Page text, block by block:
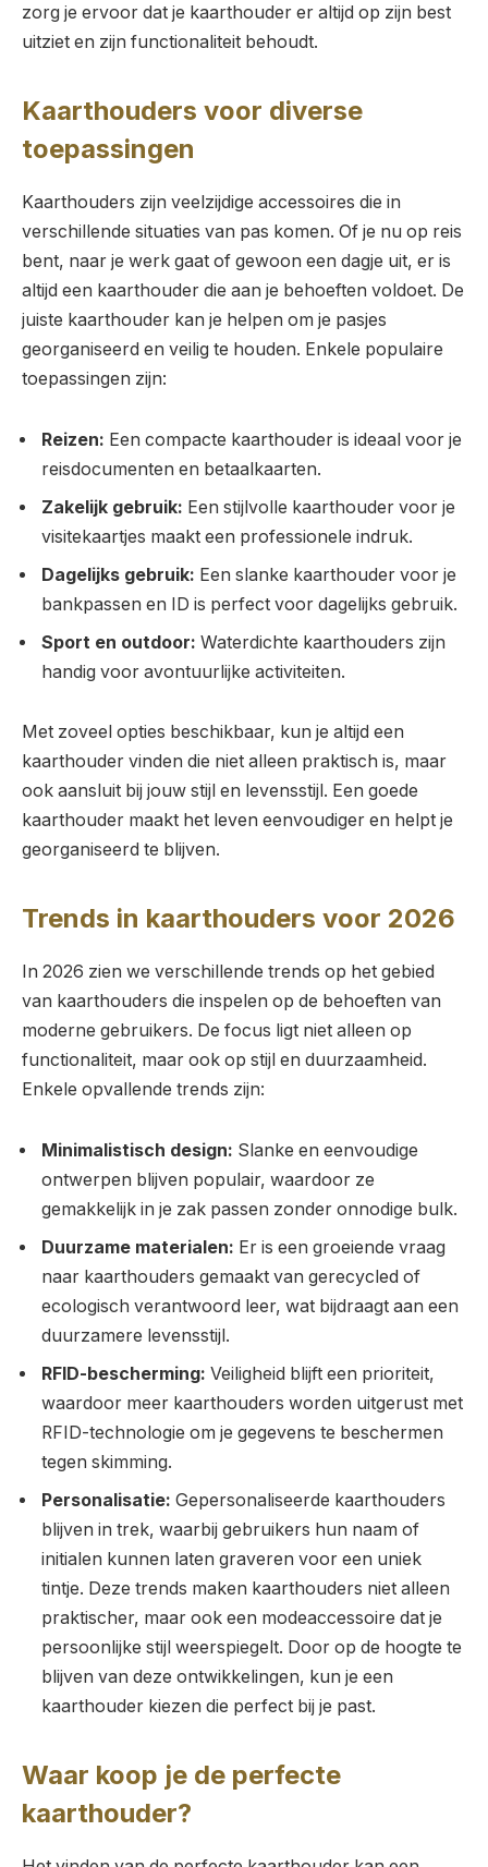
zorg je ervoor dat je kaarthouder er altijd op zijn best
uitziet en zijn functionaliteit behoudt.
Kaarthouders voor diverse
toepassingen
Kaarthouders zijn veelzijdige accessoires die in
verschillende situaties van pas komen. Of je nu op reis
bent, naar je werk gaat of gewoon een dagje uit, er is
altijd een kaarthouder die aan je behoeften voldoet. De
juiste kaarthouder kan je helpen om je pasjes
georganiseerd en veilig te houden. Enkele populaire
toepassingen zijn:
Reizen: Een compacte kaarthouder is ideaal voor je
reisdocumenten en betaalkaarten.
Zakelijk gebruik: Een stijlvolle kaarthouder voor je
visitekaartjes maakt een professionele indruk.
Dagelijks gebruik: Een slanke kaarthouder voor je
bankpassen en ID is perfect voor dagelijks gebruik.
Sport en outdoor: Waterdichte kaarthouders zijn
handig voor avontuurlijke activiteiten.
Met zoveel opties beschikbaar, kun je altijd een
kaarthouder vinden die niet alleen praktisch is, maar
ook aansluit bij jouw stijl en levensstijl. Een goede
kaarthouder maakt het leven eenvoudiger en helpt je
georganiseerd te blijven.
Trends in kaarthouders voor 2026
In 2026 zien we verschillende trends op het gebied
van kaarthouders die inspelen op de behoeften van
moderne gebruikers. De focus ligt niet alleen op
functionaliteit, maar ook op stijl en duurzaamheid.
Enkele opvallende trends zijn:
Minimalistisch design: Slanke en eenvoudige
ontwerpen blijven populair, waardoor ze
gemakkelijk in je zak passen zonder onnodige bulk.
Duurzame materialen: Er is een groeiende vraag
naar kaarthouders gemaakt van gerecycled of
ecologisch verantwoord leer, wat bijdraagt aan een
duurzamere levensstijl.
RFID-bescherming: Veiligheid blijft een prioriteit,
waardoor meer kaarthouders worden uitgerust met
RFID-technologie om je gegevens te beschermen
tegen skimming.
Personalisatie: Gepersonaliseerde kaarthouders
blijven in trek, waarbij gebruikers hun naam of
initialen kunnen laten graveren voor een uniek
tintje. Deze trends maken kaarthouders niet alleen
praktischer, maar ook een modeaccessoire dat je
persoonlijke stijl weerspiegelt. Door op de hoogte te
blijven van deze ontwikkelingen, kun je een
kaarthouder kiezen die perfect bij je past.
Waar koop je de perfecte
kaarthouder?